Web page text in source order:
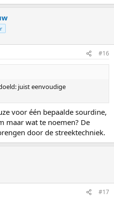
#16
juist eenvoudige
voor één bepaalde sourdine,
maar wat te noemen? De
door de streektechniek.
#17